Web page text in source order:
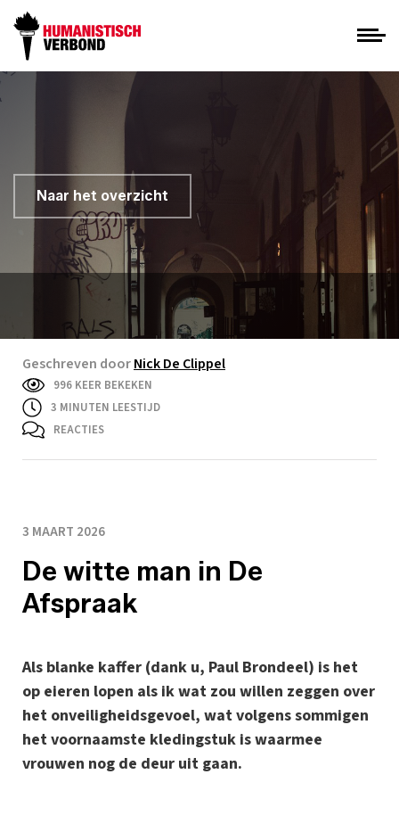
Naar het overzicht
Geschreven doorNick De Clippel
996 KEER BEKEKEN
3 MINUTEN LEESTIJD
REACTIES
3 MAART 2026
De witte man in De
Afspraak
Als blanke kaffer (dank u, Paul Brondeel) is het
op eieren lopen als ik wat zou willen zeggen over
het onveiligheidsgevoel, wat volgens sommigen
het voornaamste kledingstuk is waarmee
vrouwen nog de deur uit gaan.